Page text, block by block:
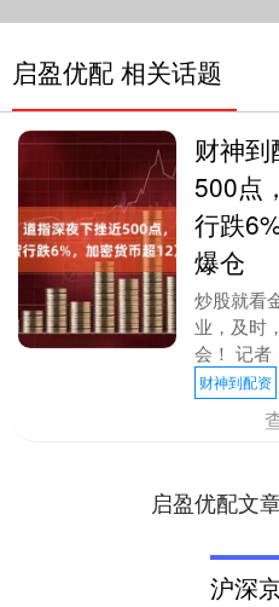
启盈优配 相关话题
财神
500点
行跌
爆仓
炒股就看
业，及时
会！ 记者
月27日，
至发稿，
财神到配资
启盈优配文
沪深